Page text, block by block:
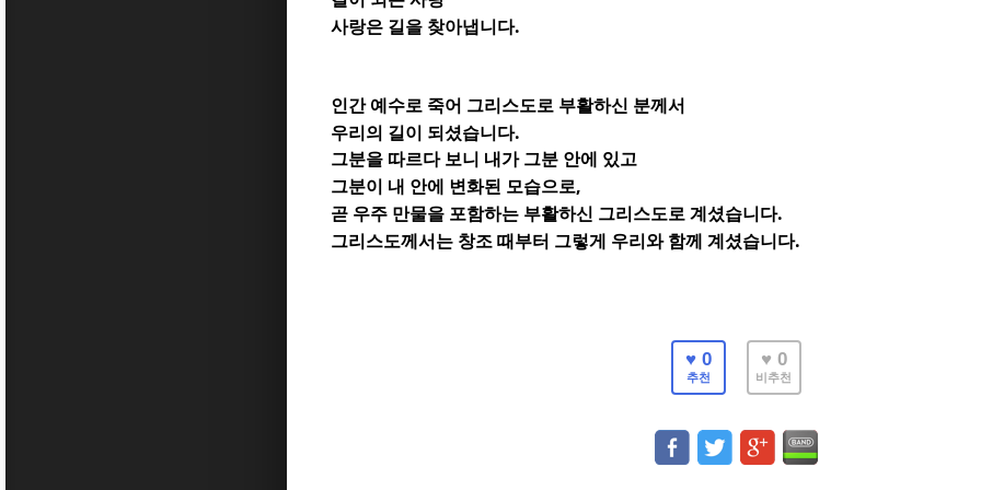
사랑은 길을 찾아냅니다.
인간 예수로 죽어 그리스도로 부활하신 분께서
우리의 길이 되셨습니다.
그분을 따르다 보니 내가 그분 안에 있고
그분이 내 안에 변화된 모습으로,
곧 우주 만물을 포함하는 부활하신 그리스도로 계셨습니다.
그리스도께서는 창조 때부터 그렇게 우리와 함께 계셨습니다.
♥ 0
추천
♥ 0
비추천